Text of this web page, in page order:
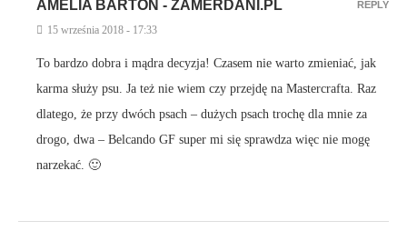
AMELIA BARTOŃ - ZAMERDANI.PL
15 września 2018 - 17:33
To bardzo dobra i mądra decyzja! Czasem nie warto zmieniać, jak
karma służy psu. Ja też nie wiem czy przejdę na Mastercrafta. Raz
dlatego, że przy dwóch psach – dużych psach trochę dla mnie za
drogo, dwa – Belcando GF super mi się sprawdza więc nie mogę
narzekać. 🙂
REPLY